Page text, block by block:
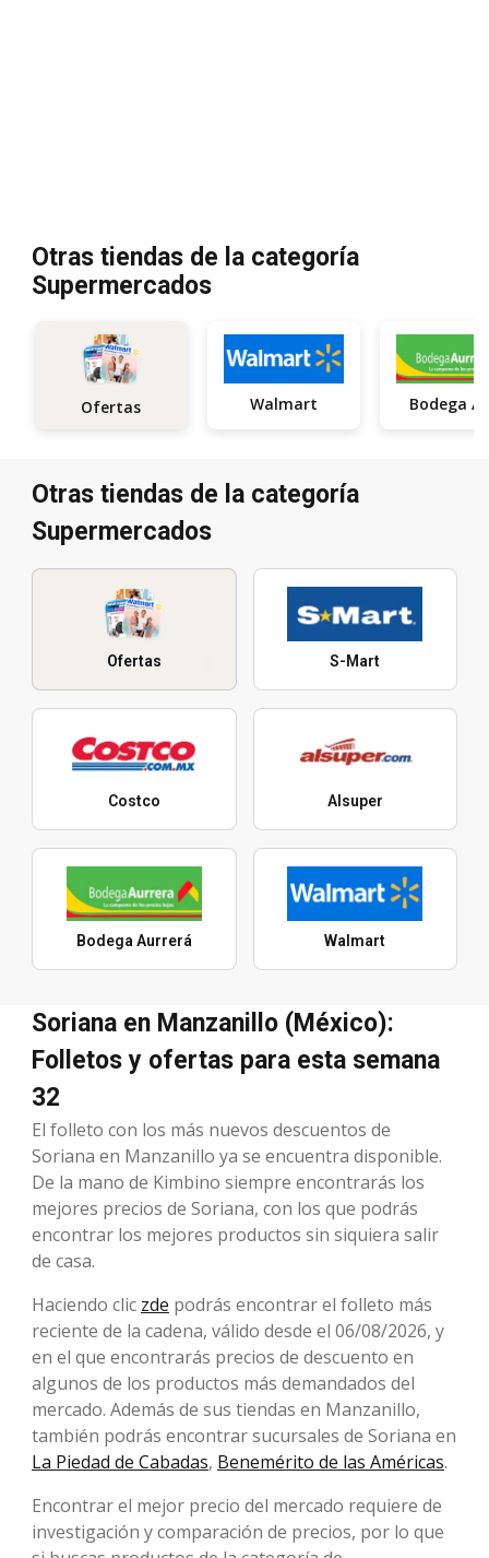
Otras tiendas de la categoría
Supermercados
Ofertas Walmart
Otras tiendas de la categoría
Supermercados
Ofertas S-Mart
Costco Alsuper
Bodega Aurrerá Walmart
Soriana en Manzanillo (México):
Folletos y ofertas para esta semana
32
El folleto con los más nuevos descuentos de
Soriana en Manzanillo ya se encuentra disponible.
De la mano de Kimbino siempre encontrarás los
mejores precios de Soriana, con los que podrás
encontrar los mejores productos sin siquiera salir
de casa.
Haciendo clic zde podrás encontrar el folleto más
reciente de la cadena, válido desde el 06/08/2026, y
en el que encontrarás precios de descuento en
algunos de los productos más demandados del
mercado. Además de sus tiendas en Manzanillo,
también podrás encontrar sucursales de Soriana en
La Piedad de Cabadas, Benemérito de las Américas.
Encontrar el mejor precio del mercado requiere de
investigación y comparación de precios, por lo que